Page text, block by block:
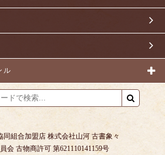
ル
同組合加盟店 株式会社山河 古書象々
会 古物商許可 第621110141159号